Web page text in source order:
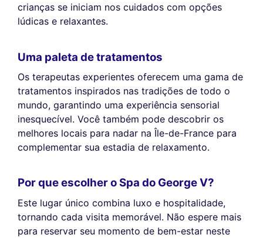
crianças se iniciam nos cuidados com opções
lúdicas e relaxantes.
Uma paleta de tratamentos
Os terapeutas experientes oferecem uma gama de
tratamentos inspirados nas tradições de todo o
mundo, garantindo uma experiência sensorial
inesquecível. Você também pode descobrir os
melhores locais para nadar na Île-de-France para
complementar sua estadia de relaxamento.
Por que escolher o Spa do George V?
Este lugar único combina luxo e hospitalidade,
tornando cada visita memorável. Não espere mais
para reservar seu momento de bem-estar neste